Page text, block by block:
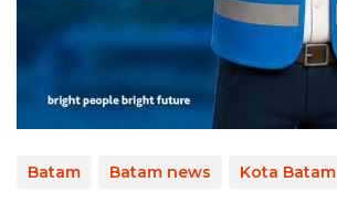
Batam Batam news Kota Batam